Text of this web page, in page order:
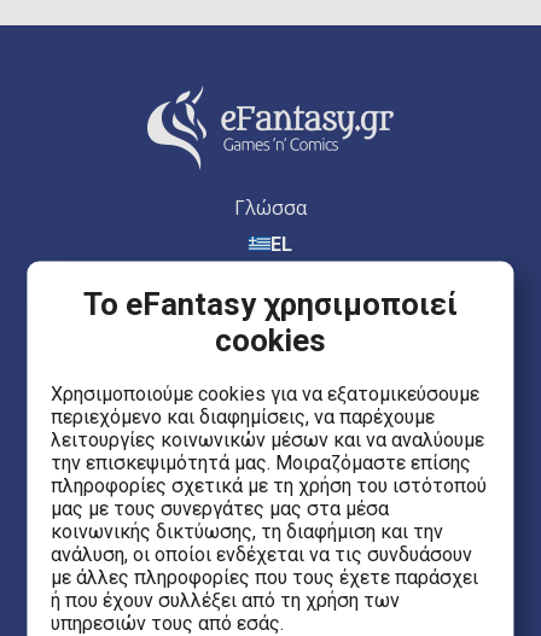
Γλώσσα
EL
eFantasy.gr Games 'n' Comics
Ερμού 55, Κέντρο
Θεσσαλονίκη 54623
Έβανς 5
Ηράκλειο Κρήτης 71201
Το eFantasy χρησιμοποιεί
cookies
Χρησιμοποιούμε cookies για να εξατομικεύσουμε
περιεχόμενο και διαφημίσεις, να παρέχουμε
λειτουργίες κοινωνικών μέσων και να αναλύουμε
την επισκεψιμότητά μας. Μοιραζόμαστε επίσης
πληροφορίες σχετικά με τη χρήση του ιστότοπού
μας με τους συνεργάτες μας στα μέσα
κοινωνικής δικτύωσης, τη διαφήμιση και την
ανάλυση, οι οποίοι ενδέχεται να τις συνδυάσουν
με άλλες πληροφορίες που τους έχετε παράσχει
ή που έχουν συλλέξει από τη χρήση των
υπηρεσιών τους από εσάς.